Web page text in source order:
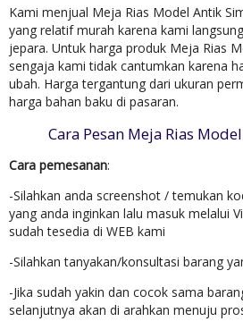
Kami menjual Meja Rias Model Antik
yang relatif murah karena kami
jepara. Untuk harga produk Meja Rias
sengaja kami tidak cantumkan karena
ubah. Harga tergantung dari ukuran
harga bahan baku di pasaran.
Cara Pesan Meja Rias
Cara pemesanan:
-Silahkan anda screenshot / temukan
yang anda inginkan lalu masuk melalui
sudah tesedia di WEB kami
-Silahkan tanyakan/konsultasi barang
-Jika sudah yakin dan cocok sama
selanjutnya akan di arahkan menuju